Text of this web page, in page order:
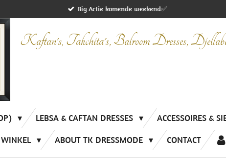
Big Actie komende weekend✅
Kaftan's, Takchita's, Balroom Dresses,
LEBSA & CAFTAN DRESSES ACCESSOIRES &
ABOUT TK DRESSMODE CONTACT